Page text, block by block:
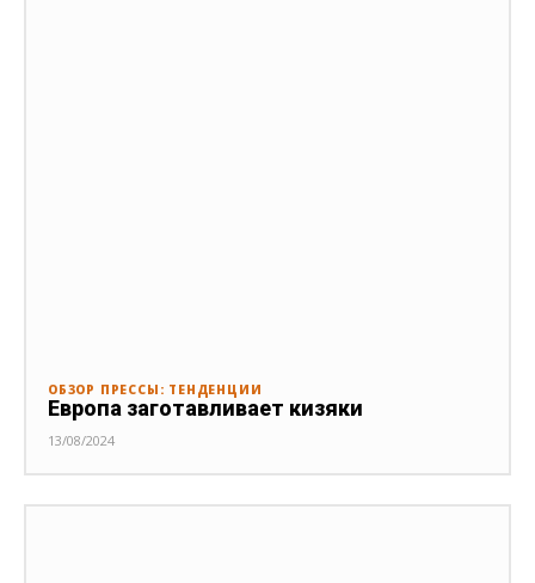
ОБЗОР ПРЕССЫ: ТЕНДЕНЦИИ
Европа заготавливает кизяки
13/08/2024